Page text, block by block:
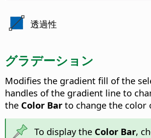
透過性
グラデーション
Modifies the gradient fill of the
handles of the gradient line to
the Color Bar to change the color
To display the Color Bar,